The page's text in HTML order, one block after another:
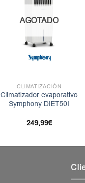
AGOTADO
CLIMATIZACIÓN
Climatizador evaporativo
Symphony DIET50I
249,99€